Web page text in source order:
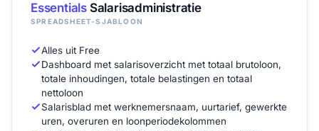
EssentialsSalarisadministratie
SPREADSHEET-SJABLOON
Alles uit Free
Dashboard met salarisoverzicht met totaal brutoloon,
totale inhoudingen, totale belastingen en totaal
nettoloon
Salarisblad met werknemersnaam, uurtarief, gewerkte
uren, overuren en loonperiodekolommen